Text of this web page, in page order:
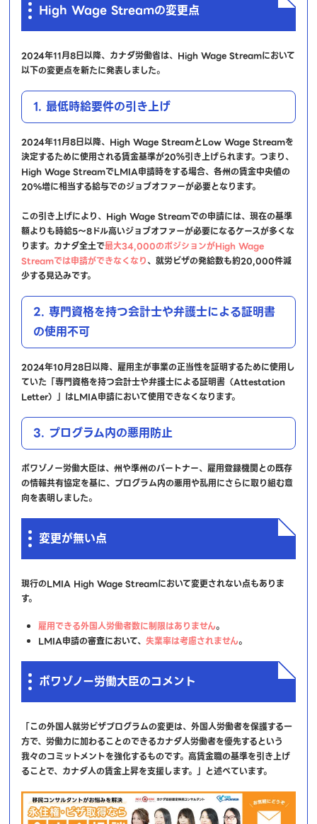
High Wage Streamの変更点
2024年11月8日以降、カナダ労働省は、High Wage Streamにおいて
以下の変更点を新たに発表しました。
1. 最低時給要件の引き上げ
2024年11月8日以降、High Wage StreamとLow Wage Streamを
決定するために使用される賃金基準が20％引き上げられます。つまり、
High Wage StreamでLMIA申請時をする場合、各州の賃金中央値の
20%増に相当する給与でのジョブオファーが必要となります。
この引き上げにより、High Wage Streamでの申請には、現在の基準
額よりも時給5～8ドル高いジョブオファーが必要になるケースが多くな
ります。カナダ全土で最大34,000のポジションがHigh Wage
Streamでは申請ができなくなり、就労ビザの発給数も約20,000件減
少する見込みです。
2. 専門資格を持つ会計士や弁護士による証明書
の使用不可
2024年10月28日以降、雇用主が事業の正当性を証明するために使用し
ていた「専門資格を持つ会計士や弁護士による証明書（Attestation
Letter）」はLMIA申請において使用できなくなります。
3. プログラム内の悪用防止
ボワゾノー労働大臣は、州や準州のパートナー、雇用登録機関との既存
の情報共有協定を基に、プログラム内の悪用や乱用にさらに取り組む意
向を表明しました。
変更が無い点
現行のLMIA High Wage Streamにおいて変更されない点もありま
す。
雇用できる外国人労働者数に制限はありません。
LMIA申請の審査において、失業率は考慮されません。
ボワゾノー労働大臣のコメント
「この外国人就労ビザプログラムの変更は、外国人労働者を保護する一
方で、労働力に加わることのできるカナダ人労働者を優先するという
我々のコミットメントを強化するものです。高賃金職の基準を引き上げ
ることで、カナダ人の賃金上昇を支援します。」と述べています。